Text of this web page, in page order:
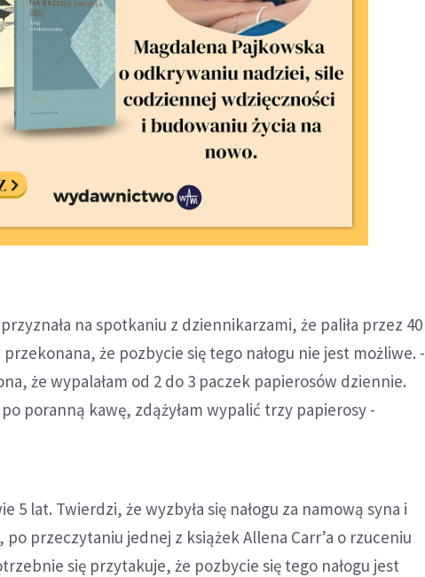
na spotkaniu z dziennikarzami, że paliła przez 40
przekonana, że pozbycie się tego nałogu nie jest możliwe. -
że wypalałam od 2 do 3 paczek papierosów dziennie.
poranną kawę, zdążyłam wypalić trzy papierosy -
5 lat. Twierdzi, że wyzbyła się nałogu za namową syna i
po przeczytaniu jednej z książek Allena Carr’a o rzuceniu
się przytakuje, że pozbycie się tego nałogu jest